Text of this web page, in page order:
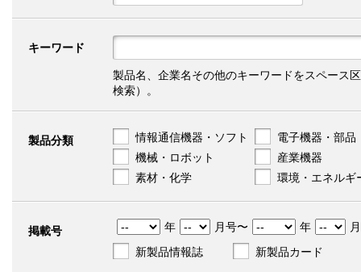
キーワード
製品名、企業名その他のキーワードをスペース
検索）。
製品分類 情報通信機器・ソフト
電子機器・部品
機械・ロボット
産業機器
素材・化学
環境・エネルギ
掲載号 年 月号〜 年
新製品情報誌
新製品カード